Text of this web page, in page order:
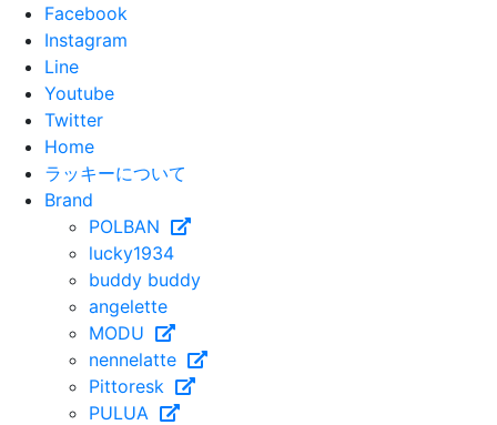
Facebook
Instagram
Line
Youtube
Twitter
Home
ラッキーについて
Brand
POLBAN
lucky1934
buddy buddy
angelette
MODU
nennelatte
Pittoresk
PULUA